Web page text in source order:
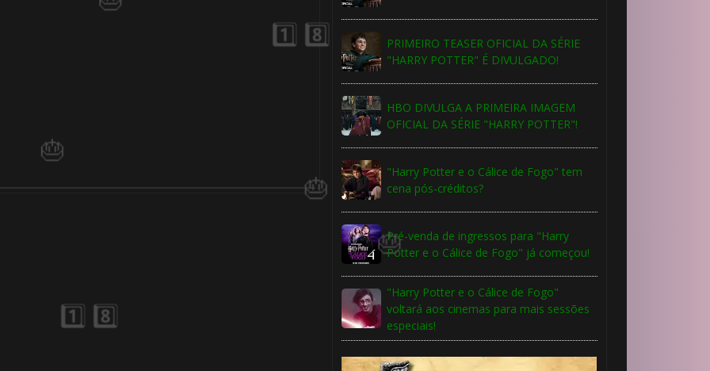
PRIMEIRO TEASER OFICIAL DA SÉRIE
"HARRY POTTER" É DIVULGADO!
HBO DIVULGA A PRIMEIRA IMAGEM
OFICIAL DA SÉRIE "HARRY POTTER"!
"Harry Potter e o Cálice de Fogo" tem
cena pós-créditos?
Pré-venda de ingressos para "Harry
Potter e o Cálice de Fogo" já começou!
"Harry Potter e o Cálice de Fogo"
voltará aos cinemas para mais sessões
especiais!